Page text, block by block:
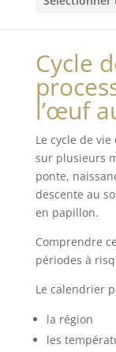
Cycle
l’œuf
Le cycle de
sur plusieurs
ponte,
descente au
en papillon.
Comprendre
périodes à
Le calendrier
la région
les